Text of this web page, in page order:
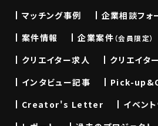
マッチング事例
企業相談フォ
案件情報
企業案件（会員限定）
クリエイター求人
クリエイタ
インタビュー記事
Pick-
Creator's Letter
イベン